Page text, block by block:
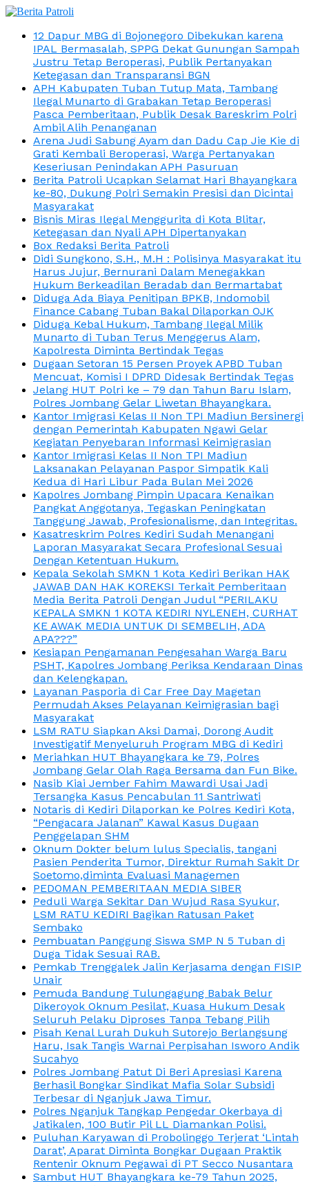
12 Dapur MBG di Bojonegoro Dibekukan karena
IPAL Bermasalah, SPPG Dekat Gunungan Sampah
Justru Tetap Beroperasi, Publik Pertanyakan
Ketegasan dan Transparansi BGN
APH Kabupaten Tuban Tutup Mata, Tambang
Ilegal Munarto di Grabakan Tetap Beroperasi
Pasca Pemberitaan, Publik Desak Bareskrim Polri
Ambil Alih Penanganan
Arena Judi Sabung Ayam dan Dadu Cap Jie Kie di
Grati Kembali Beroperasi, Warga Pertanyakan
Keseriusan Penindakan APH Pasuruan
Berita Patroli Ucapkan Selamat Hari Bhayangkara
ke-80, Dukung Polri Semakin Presisi dan Dicintai
Masyarakat
Bisnis Miras Ilegal Menggurita di Kota Blitar,
Ketegasan dan Nyali APH Dipertanyakan
Box Redaksi Berita Patroli
Didi Sungkono, S.H., M.H : Polisinya Masyarakat itu
Harus Jujur, Bernurani Dalam Menegakkan
Hukum Berkeadilan Beradab dan Bermartabat
Diduga Ada Biaya Penitipan BPKB, Indomobil
Finance Cabang Tuban Bakal Dilaporkan OJK
Diduga Kebal Hukum, Tambang Ilegal Milik
Munarto di Tuban Terus Menggerus Alam,
Kapolresta Diminta Bertindak Tegas
Dugaan Setoran 15 Persen Proyek APBD Tuban
Mencuat, Komisi I DPRD Didesak Bertindak Tegas
Jelang HUT Polri ke – 79 dan Tahun Baru Islam,
Polres Jombang Gelar Liwetan Bhayangkara.
Kantor Imigrasi Kelas II Non TPI Madiun Bersinergi
dengan Pemerintah Kabupaten Ngawi Gelar
Kegiatan Penyebaran Informasi Keimigrasian
Kantor Imigrasi Kelas II Non TPI Madiun
Laksanakan Pelayanan Paspor Simpatik Kali
Kedua di Hari Libur Pada Bulan Mei 2026
Kapolres Jombang Pimpin Upacara Kenaikan
Pangkat Anggotanya, Tegaskan Peningkatan
Tanggung Jawab, Profesionalisme, dan Integritas.
Kasatreskrim Polres Kediri Sudah Menangani
Laporan Masyarakat Secara Profesional Sesuai
Dengan Ketentuan Hukum.
Kepala Sekolah SMKN 1 Kota Kediri Berikan HAK
JAWAB DAN HAK KOREKSI Terkait Pemberitaan
Media Berita Patroli Dengan Judul “PERILAKU
KEPALA SMKN 1 KOTA KEDIRI NYLENEH, CURHAT
KE AWAK MEDIA UNTUK DI SEMBELIH, ADA
APA???”
Kesiapan Pengamanan Pengesahan Warga Baru
PSHT, Kapolres Jombang Periksa Kendaraan Dinas
dan Kelengkapan.
Layanan Pasporia di Car Free Day Magetan
Permudah Akses Pelayanan Keimigrasian bagi
Masyarakat
LSM RATU Siapkan Aksi Damai, Dorong Audit
Investigatif Menyeluruh Program MBG di Kediri
Meriahkan HUT Bhayangkara ke 79, Polres
Jombang Gelar Olah Raga Bersama dan Fun Bike.
Nasib Kiai Jember Fahim Mawardi Usai Jadi
Tersangka Kasus Pencabulan 11 Santriwati
Notaris di Kediri Dilaporkan ke Polres Kediri Kota,
“Pengacara Jalanan” Kawal Kasus Dugaan
Penggelapan SHM
Oknum Dokter belum lulus Specialis, tangani
Pasien Penderita Tumor, Direktur Rumah Sakit Dr
Soetomo,diminta Evaluasi Managemen
PEDOMAN PEMBERITAAN MEDIA SIBER
Peduli Warga Sekitar Dan Wujud Rasa Syukur,
LSM RATU KEDIRI Bagikan Ratusan Paket
Sembako
Pembuatan Panggung Siswa SMP N 5 Tuban di
Duga Tidak Sesuai RAB.
Pemkab Trenggalek Jalin Kerjasama dengan FISIP
Unair
Pemuda Bandung Tulungagung Babak Belur
Dikeroyok Oknum Pesilat, Kuasa Hukum Desak
Seluruh Pelaku Diproses Tanpa Tebang Pilih
Pisah Kenal Lurah Dukuh Sutorejo Berlangsung
Haru, Isak Tangis Warnai Perpisahan Isworo Andik
Sucahyo
Polres Jombang Patut Di Beri Apresiasi Karena
Berhasil Bongkar Sindikat Mafia Solar Subsidi
Terbesar di Nganjuk Jawa Timur.
Polres Nganjuk Tangkap Pengedar Okerbaya di
Jatikalen, 100 Butir Pil LL Diamankan Polisi.
Puluhan Karyawan di Probolinggo Terjerat ‘Lintah
Darat’, Aparat Diminta Bongkar Dugaan Praktik
Rentenir Oknum Pegawai di PT Secco Nusantara
Sambut HUT Bhayangkara ke-79 Tahun 2025,